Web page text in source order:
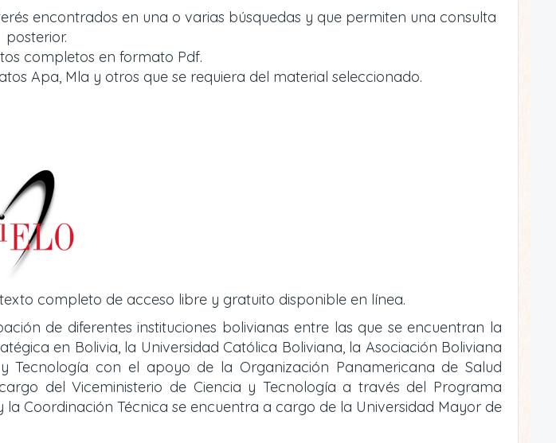
encontrados en una o varias búsquedas y que permiten una consulta
posterior.
completos en formato Pdf.
Apa, Mla y otros que se requiera del material seleccionado.
completo de acceso libre y gratuito disponible en línea.
de diferentes instituciones bolivianas entre las que se encuentran la
en Bolivia, la Universidad Católica Boliviana, la Asociación Boliviana
Tecnología con el apoyo de la Organización Panamericana de Salud
del Viceministerio de Ciencia y Tecnología a través del Programa
Coordinación Técnica se encuentra a cargo de la Universidad Mayor de